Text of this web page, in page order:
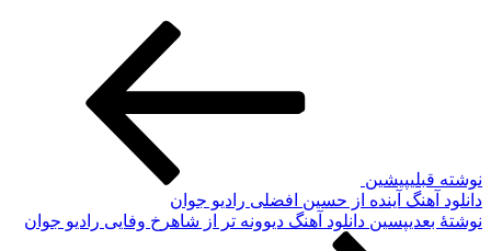
نوشته قبلیپیشین
دانلود آهنگ آینده از حسین افضلی رادیو جوان
نوشته‌ٔ بعدیپسین دانلود آهنگ دیوونه تر از شاهرخ وفایی رادیو جوان